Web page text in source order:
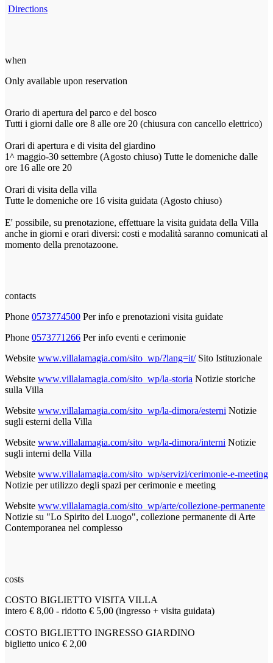
Directions
when
Only available upon reservation
Orario di apertura del parco e del bosco
Tutti i giorni dalle ore 8 alle ore 20 (chiusura con cancello elettrico)
Orari di apertura e di visita del giardino
1^ maggio-30 settembre (Agosto chiuso) Tutte le domeniche dalle
ore 16 alle ore 20
Orari di visita della villa
Tutte le domeniche ore 16 visita guidata (Agosto chiuso)
E' possibile, su prenotazione, effettuare la visita guidata della Villa
anche in giorni e orari diversi: costi e modalità saranno comunicati al
momento della prenotazoone.
contacts
Phone 0573774500 Per info e prenotazioni visita guidate
Phone 0573771266 Per info eventi e cerimonie
Website www.villalamagia.com/sito_wp/?lang=it/ Sito Istituzionale
Website www.villalamagia.com/sito_wp/la-storia Notizie storiche
sulla Villa
Website www.villalamagia.com/sito_wp/la-dimora/esterni Notizie
sugli esterni della Villa
Website www.villalamagia.com/sito_wp/la-dimora/interni Notizie
sugli interni della Villa
Website www.villalamagia.com/sito_wp/servizi/cerimonie-e-meeting
Notizie per utilizzo degli spazi per cerimonie e meeting
Website www.villalamagia.com/sito_wp/arte/collezione-permanente
Notizie su "Lo Spirito del Luogo", collezione permanente di Arte
Contemporanea nel complesso
costs
COSTO BIGLIETTO VISITA VILLA
intero € 8,00 - ridotto € 5,00 (ingresso + visita guidata)
COSTO BIGLIETTO INGRESSO GIARDINO
biglietto unico € 2,00